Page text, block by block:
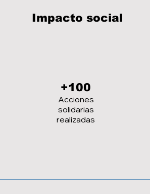
Impacto social
+100
Acciones
solidarias
realizadas